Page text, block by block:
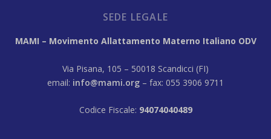
SEDE LEGALE
MAMI – Movimento Allattamento Materno Italiano ODV
Via Pisana, 105 – 50018 Scandicci (FI)
email: info@mami.org – fax: 055 3906 9711
Codice Fiscale: 94074040489